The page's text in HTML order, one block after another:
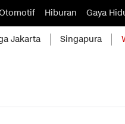
Hiburan Gaya
Jakarta Singapura